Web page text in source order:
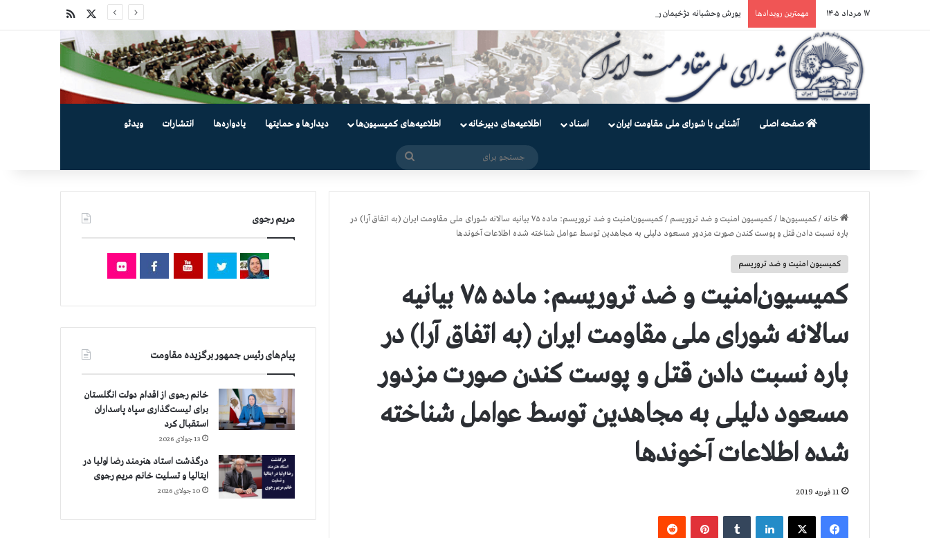
۱۷ مرداد ۱۴۰۵ مهمترین رویدادها یورش وحشیانه دژخیمان رژیم آخوندی به بند ۷ زندان اوین و ضرب‌وجرح زندانیان سیاسی
صفحه اصلی آشنایی با شورای ملی مقاومت ایران اسناد اطلاعیه‌های دبیرخانه اطلاعیه‌های کمیسیون‌‌ها دیدارها و حمایتها یادواره‌ها انتشارات ویدئو
خانه /کمیسیون‌ها /کمیسیون امنیت و ضد تروریسم /
کمیسیون‌‌‌‌‌امنیت و ضد تروریسم: ماده ۷۵ بیانیه سالانه شورای ملی مقاومت ایران (به اتفاق آرا) در
باره نسبت دادن قتل و پوست کندن صورت مزدور مسعود دلیلی به مجاهدین توسط عوامل شناخته شده اطلاعات آخوندها
کمیسیون امنیت و ضد تروریسم
کمیسیون‌‌‌‌‌امنیت و ضد تروریسم: ماده ۷۵ بیانیه
سالانه شورای ملی مقاومت ایران (به اتفاق آرا) در
باره نسبت دادن قتل و پوست کندن صورت مزدور
مسعود دلیلی به مجاهدین توسط عوامل شناخته
شده اطلاعات آخوندها
11 فوریه 2019
فیس بوک X ‫پین‌ترست
مریم رجوی
پیام‌های رئیس جمهور برگزیده مقاومت
خانم رجوی از اقدام دولت انگلستان
برای لیست‌گذاری سپاه پاسداران
استقبال کرد
13 جولای 2026
درگذشت استاد هنرمند رضا اولیا در
ایتالیا و تسلیت خانم مریم رجوی
10 جولای 2026